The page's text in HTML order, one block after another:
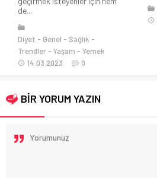
de...
Diyet Genel
Sağlık
Trendler
Yaşam
Yemek
14.03.2023
0
BİR YORUM YAZIN